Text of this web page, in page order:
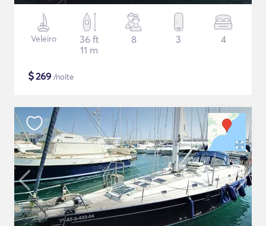
Veleiro
36 ft
11 m
8 3 4
$269 /noite